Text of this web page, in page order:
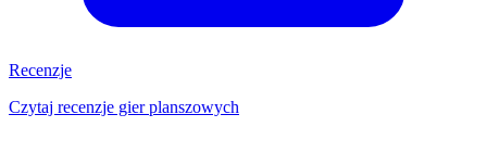
Recenzje
Czytaj recenzje gier planszowych